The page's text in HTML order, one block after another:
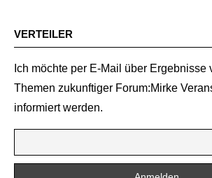
BEITRÄGE
VERTEILER
Ich möchte per E-Mail über Ergebnisse
Themen zukunftiger Forum:Mirke
informiert werden.